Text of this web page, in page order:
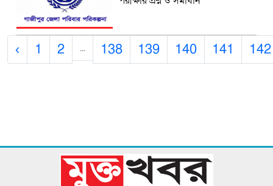
‹ 1 2 ... 138 139 140 141 142